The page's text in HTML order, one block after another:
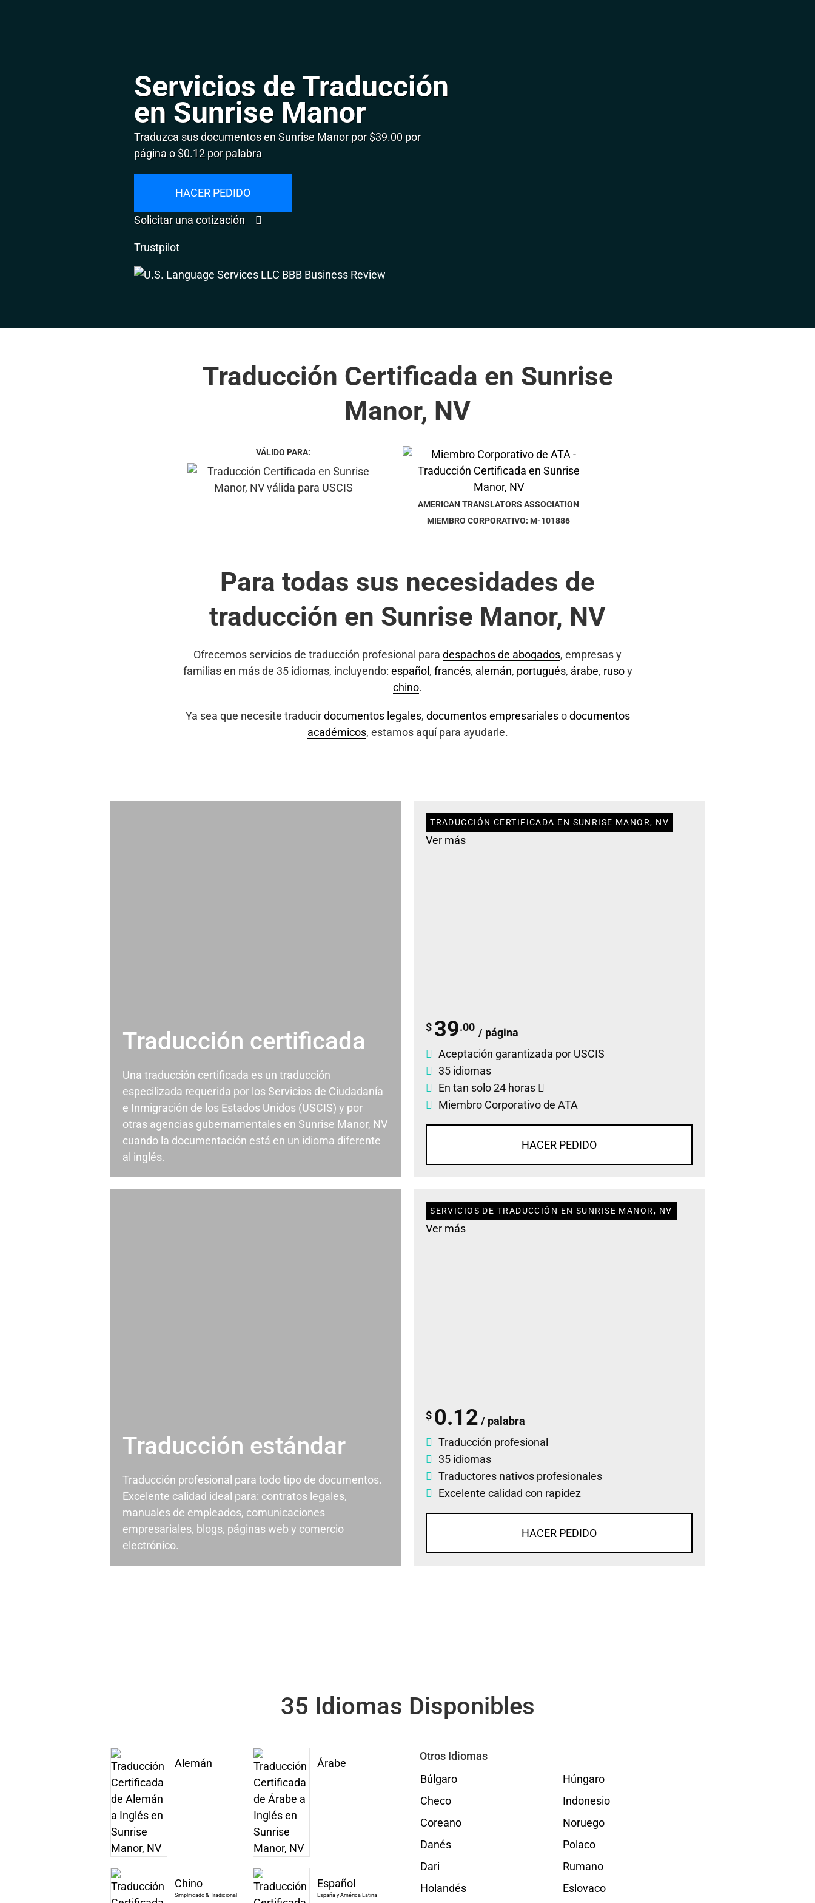
Servicios de Traducción
en Sunrise Manor
Traduzca sus documentos en Sunrise Manor por $39.00 por
página o $0.12 por palabra
HACER PEDIDO
Solicitar una cotización
Trustpilot
Traducción Certificada en Sunrise
Manor, NV
VÁLIDO PARA:
AMERICAN TRANSLATORS ASSOCIATION
MIEMBRO CORPORATIVO: M-101886
Para todas sus necesidades de
traducción en Sunrise Manor, NV
Ofrecemos servicios de traducción profesional para despachos de abogados, empresas y
familias en más de 35 idiomas, incluyendo: español , francés, alemán, portugués, árabe, rusoy
chino.
Ya sea que necesite traducirdocumentos legales, documentos empresarialesodocumentos
académicos, estamos aquí para ayudarle.
Traducción certificada
Una traducción certificada es un traducción
especilizada requerida por los Servicios de Ciudadanía
e Inmigración de los Estados Unidos (USCIS) y por
otras agencias gubernamentales en Sunrise Manor, NV
cuando la documentación está en un idioma diferente
al inglés.
TRADUCCIÓN CERTIFICADA EN SUNRISE MANOR, NV
Ver más
$ 39.00 / página
Aceptación garantizada por USCIS
35 idiomas
En tan solo 24 horas
Miembro Corporativo de ATA
HACER PEDIDO
Traducción estándar
Traducción profesional para todo tipo de documentos.
Excelente calidad ideal para: contratos legales,
manuales de empleados, comunicaciones
empresariales, blogs, páginas web y comercio
electrónico.
SERVICIOS DE TRADUCCIÓN EN SUNRISE MANOR, NV
Ver más
$ 0.12 / palabra
Traducción profesional
35 idiomas
Traductores nativos profesionales
Excelente calidad con rapidez
HACER PEDIDO
35 Idiomas Disponibles
Alemán Árabe
Chino
Simplificado & Tradicional
Español
España y América Latina
Otros Idiomas
Búlgaro
Checo
Coreano
Danés
Dari
Holandés
Húngaro
Indonesio
Noruego
Polaco
Rumano
Eslovaco